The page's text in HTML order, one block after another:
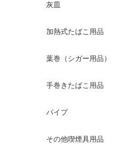
灰皿
加熱式たばこ用品
葉巻（シガー用品）
手巻きたばこ用品
パイプ
その他喫煙具用品